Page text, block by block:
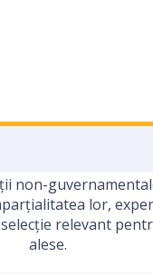
non-
lor,
relevant
alese.